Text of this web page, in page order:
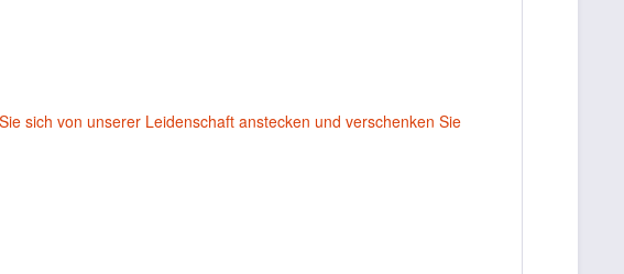
sich von unserer Leidenschaft anstecken und verschenken Sie